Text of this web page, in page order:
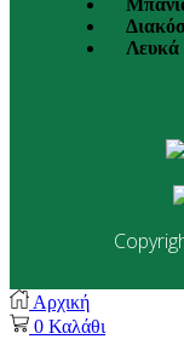
Λευκά
Αρχική
0 Καλάθι